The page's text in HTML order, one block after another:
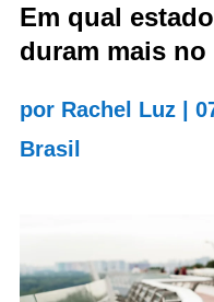
Em qual
duram mais
por Rachel Luz|
Brasil